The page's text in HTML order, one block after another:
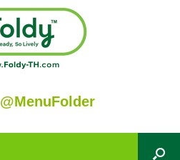
@MenuFolder